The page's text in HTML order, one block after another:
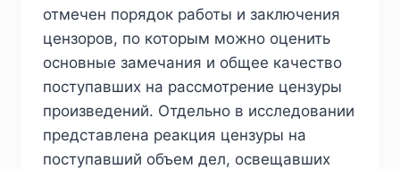
отмечен порядок работы и заключения
цензоров, по которым можно оценить
основные замечания и общее качество
поступавших на рассмотрение цензуры
произведений. Отдельно в исследовании
представлена реакция цензуры на
поступавший объем дел, освещавших